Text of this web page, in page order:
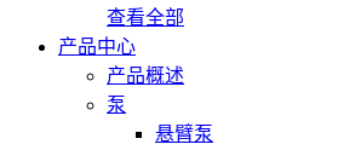
查看全部
产品中心
产品概述
泵
悬臂泵